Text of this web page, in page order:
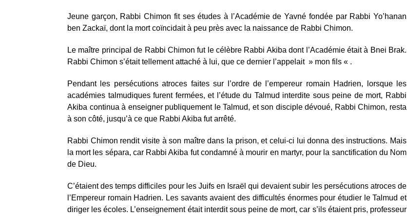
Jeune garçon, Rabbi Chimon fit ses études à l’Académie de Yavné fondée par Rabbi Yo’hanan
ben Zackaï, dont la mort coïncidait à peu près avec la naissance de Rabbi Chimon.
Le maître principal de Rabbi Chimon fut le célèbre Rabbi Akiba dont l’Académie était à Bnei Brak.
Rabbi Chimon s’était tellement attaché à lui, que ce dernier l’appelait » mon fils « .
Pendant les persécutions atroces faites sur l’ordre de l’empereur romain Hadrien, lorsque les
académies talmudiques furent fermées, et l’étude du Talmud interdite sous peine de mort, Rabbi
Akiba continua à enseigner publiquement le Talmud, et son disciple dévoué, Rabbi Chimon, resta
à son côté, jusqu’à ce que Rabbi Akiba fut arrêté.
Rabbi Chimon rendit visite à son maître dans la prison, et celui-ci lui donna des instructions. Mais
la mort les sépara, car Rabbi Akiba fut condamné à mourir en martyr, pour la sanctification du Nom
de Dieu.
C’étaient des temps difficiles pour les Juifs en Israël qui devaient subir les persécutions atroces de
l’Empereur romain Hadrien. Les savants avaient des difficultés énormes pour étudier le Talmud et
diriger les écoles. L’enseignement était interdit sous peine de mort, car s’ils étaient pris, professeur